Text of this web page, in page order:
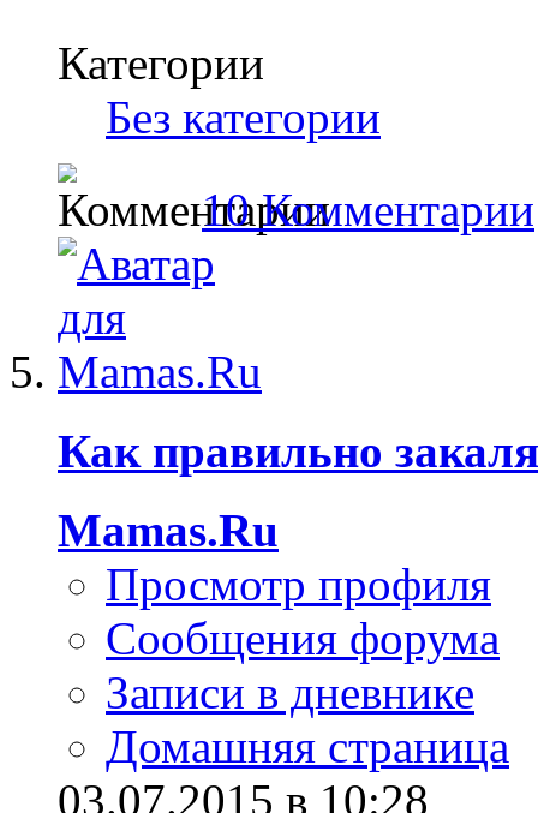
Категории
Без категории
10 Комментарии
Как правильно
Mamas.Ru
Просмотр профиля
Сообщения форума
Записи в дневнике
Домашняя страница
03.07.2015 в 10:28